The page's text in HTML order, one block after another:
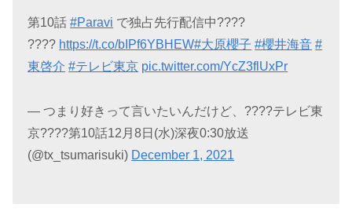
第10話#Paravi で独占先行配信中????
???? https://t.co/bIPf6YBHEW#大原櫻子 #櫻井海音 #
東啓介 #テレビ東京 pic.twitter.com/YcZ3flUxPr
— つまり好きって言いたいんだけど、????テレビ東
京????第10話12月8日(水)深夜0:30放送
(@tx_tsumarisuki) December 1, 2021